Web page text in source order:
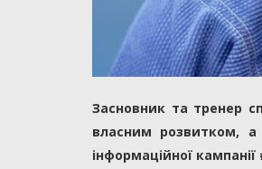
Засновник та тренер
власним розвитком,
інформаційної